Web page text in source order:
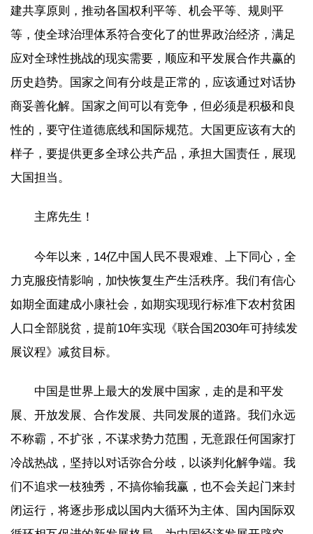
建共享原则，推动各国权利平等、机会平等、规则平
等，使全球治理体系符合变化了的世界政治经济，满足
应对全球性挑战的现实需要，顺应和平发展合作共赢的
历史趋势。国家之间有分歧是正常的，应该通过对话协
商妥善化解。国家之间可以有竞争，但必须是积极和良
性的，要守住道德底线和国际规范。大国更应该有大的
样子，要提供更多全球公共产品，承担大国责任，展现
大国担当。
主席先生！
今年以来，14亿中国人民不畏艰难、上下同心，全
力克服疫情影响，加快恢复生产生活秩序。我们有信心
如期全面建成小康社会，如期实现现行标准下农村贫困
人口全部脱贫，提前10年实现《联合国2030年可持续发
展议程》减贫目标。
中国是世界上最大的发展中国家，走的是和平发
展、开放发展、合作发展、共同发展的道路。我们永远
不称霸，不扩张，不谋求势力范围，无意跟任何国家打
冷战热战，坚持以对话弥合分歧，以谈判化解争端。我
们不追求一枝独秀，不搞你输我赢，也不会关起门来封
闭运行，将逐步形成以国内大循环为主体、国内国际双